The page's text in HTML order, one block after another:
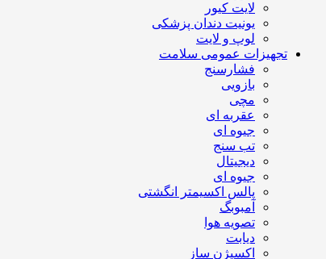
لایت کیور
یونیت دندان پزشکی
لوپ و لایت
تجهیزات عمومی سلامت
فشارسنج
بازویی
مچی
عقربه ای
جیوه ای
تب سنج
دیجیتال
جیوه ای
پالس اکسیمتر انگشتی
آمبوبگ
تصویه هوا
دیابت
اکسیژن ساز